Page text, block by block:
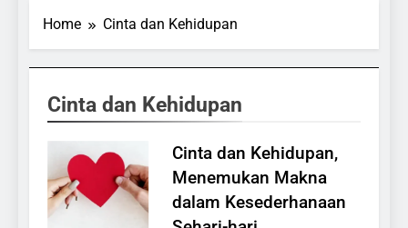
Home Cinta dan Kehidupan
Cinta dan Kehidupan
Cinta dan Kehidupan,
Menemukan Makna
dalam Kesederhanaan